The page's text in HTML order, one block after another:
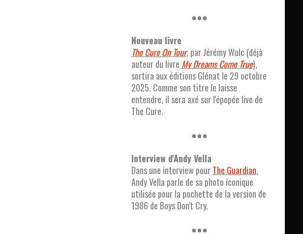
●●●
Nouveau livre
The Cure On Tour, par Jérémy Wulc (déjà
auteur du livre My Dreams Come True),
sortira aux éditions Glénat le 29 octobre
2025. Comme son titre le laisse
entendre, il sera axé sur l'épopée live de
The Cure.
●●●
Interview d'Andy Vella
Dans une interview pourThe Guardian,
Andy Vella parle de sa photo iconique
utilisée pour la pochette de la version de
1986 de Boys Don't Cry.
●●●